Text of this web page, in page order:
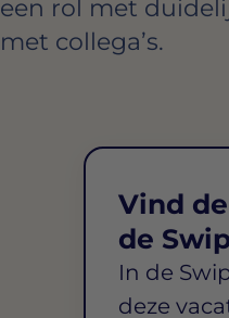
een rol met
met collega’s.
Vind
de
In de
deze